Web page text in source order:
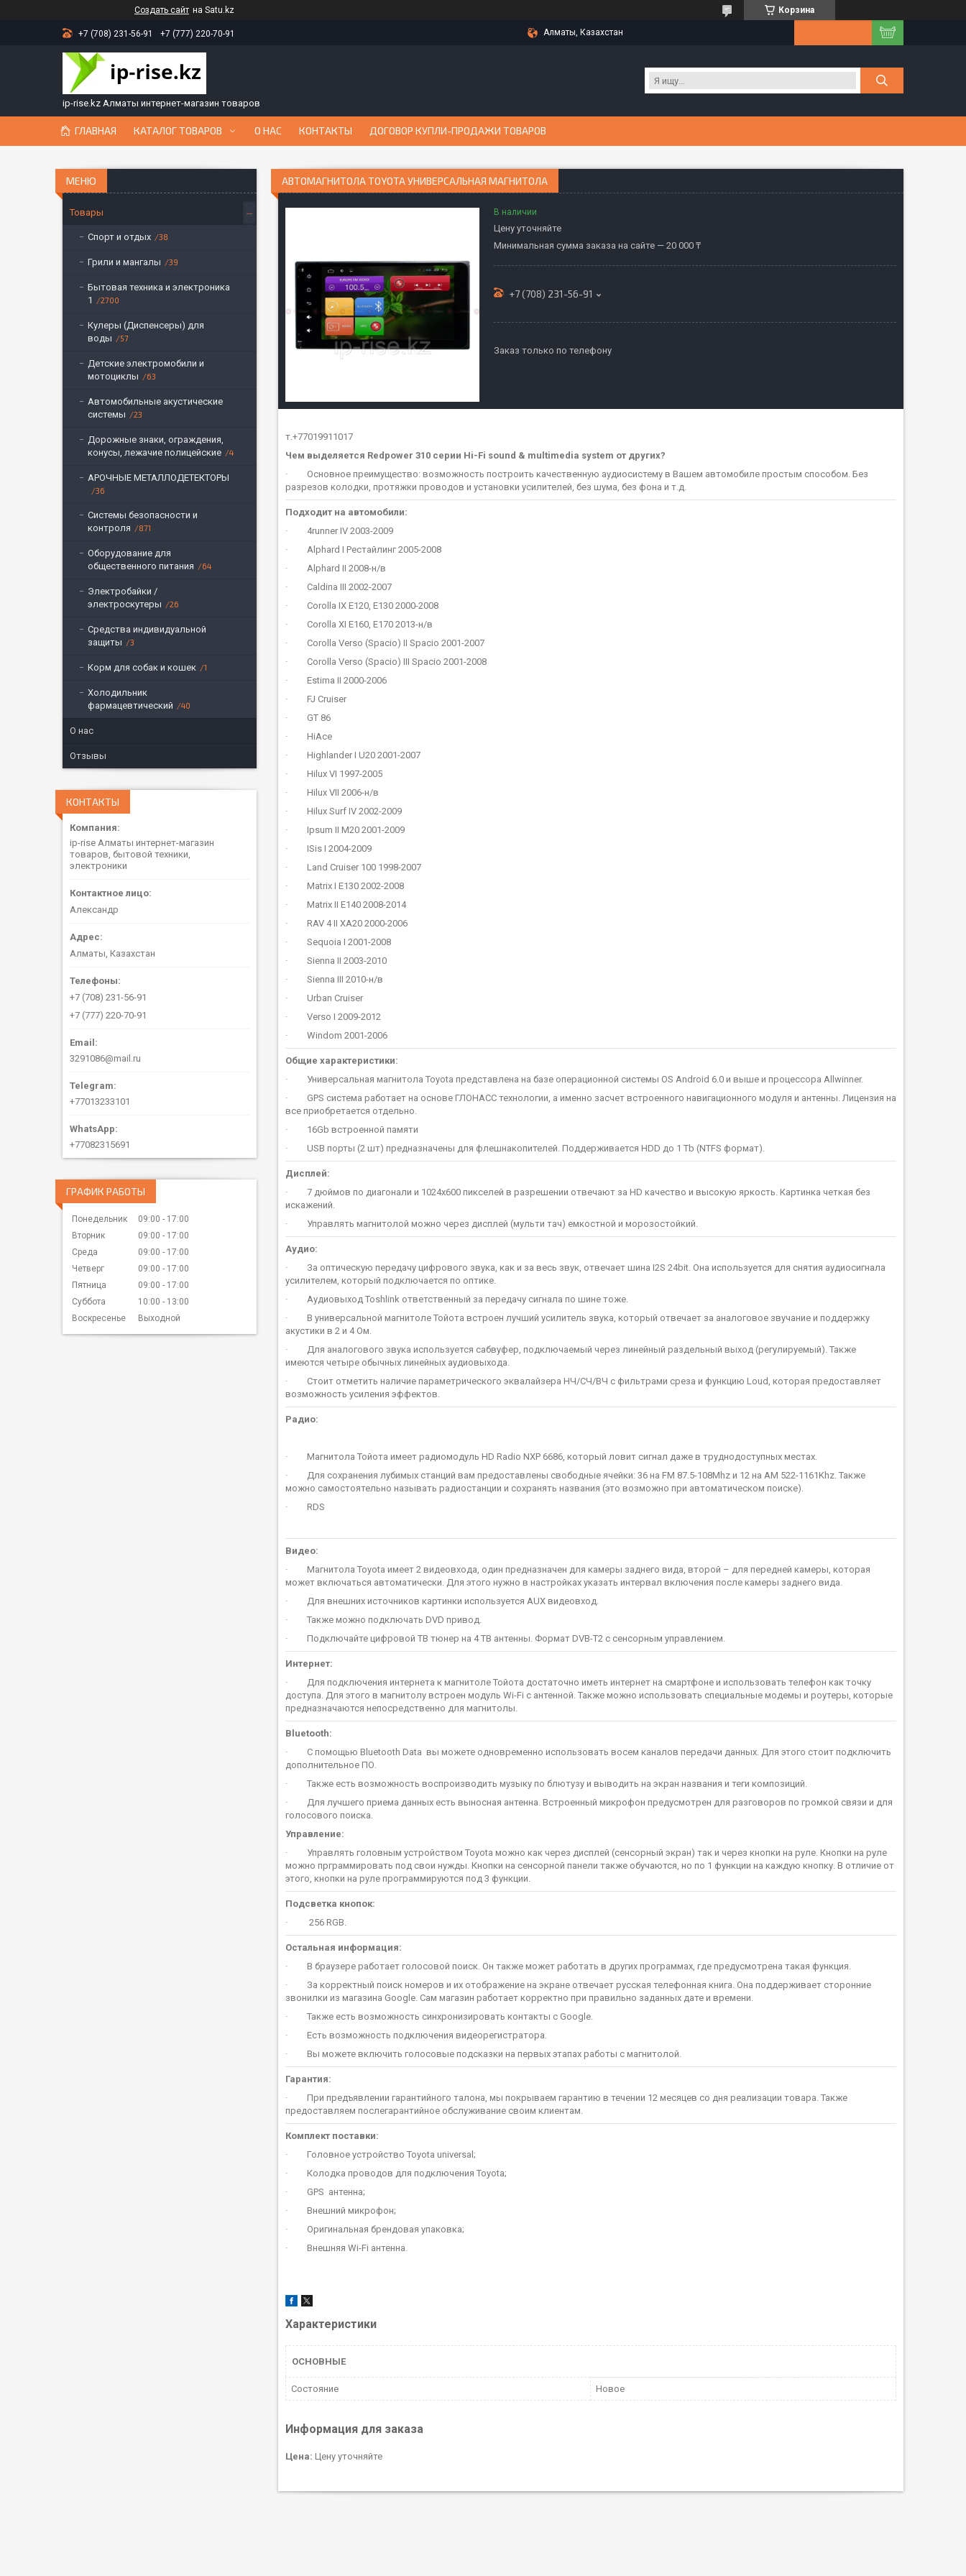
Создать сайт на Satu.kz Корзина
+7 (708) 231-56-91 +7 (777) 220-70-91 Алматы, Казахстан
ip-rise.kz Алматы интернет-магазин товаров
ГЛАВНАЯ КАТАЛОГ ТОВАРОВ О НАС КОНТАКТЫ ДОГОВОР КУПЛИ-ПРОДАЖИ ТОВАРОВ
АВТОМАГНИТОЛА TOYOTA УНИВЕРСАЛЬНАЯ МАГНИТОЛА
В наличии
Цену уточняйте
Минимальная сумма заказа на сайте — 20 000 ₸
+7 (708) 231-56-91
Заказ только по телефону
т.+77019911017
Чем выделяется Redpower 310 серии Hi-Fi sound & multimedia system от других?
· Основное преимущество: возможность построить качественную аудиосистему в Вашем автомобиле простым способом. Без
разрезов колодки, протяжки проводов и установки усилителей, без шума, без фона и т.д.
Подходит на автомобили:
· 4runner IV 2003-2009
· Alphard I Рестайлинг 2005-2008
· Alphard II 2008-н/в
· Caldina III 2002-2007
· Corolla IX E120, E130 2000-2008
· Corolla XI E160, E170 2013-н/в
· Corolla Verso (Spacio) II Spacio 2001-2007
· Corolla Verso (Spacio) III Spacio 2001-2008
· Estima II 2000-2006
· FJ Cruiser
· GT 86
· HiAce
· Highlander I U20 2001-2007
· Hilux VI 1997-2005
· Hilux VII 2006-н/в
· Hilux Surf IV 2002-2009
· Ipsum II М20 2001-2009
· ISis I 2004-2009
· Land Cruiser 100 1998-2007
· Matrix I E130 2002-2008
· Matrix II E140 2008-2014
· RAV 4 II XA20 2000-2006
· Sequoia I 2001-2008
· Sienna II 2003-2010
· Sienna III 2010-н/в
· Urban Cruiser
· Verso I 2009-2012
· Windom 2001-2006
Общие характеристики:
· Универсальная магнитола Toyota представлена на базе операционной системы OS Android 6.0 и выше и процессора Allwinner.
· GPS система работает на основе ГЛОНАСС технологии, а именно засчет встроенного навигационного модуля и антенны. Лицензия на
все приобретается отдельно.
· 16Gb встроенной памяти
· USB порты (2 шт) предназначены для флешнакопителей. Поддерживается HDD до 1 Tb (NTFS формат).
Дисплей:
· 7 дюймов по диагонали и 1024х600 пикселей в разрешении отвечают за HD качество и высокую яркость. Картинка четкая без
искажений.
· Управлять магнитолой можно через дисплей (мульти тач) емкостной и морозостойкий.
Аудио:
· За оптическую передачу цифрового звука, как и за весь звук, отвечает шина I2S 24bit. Она используется для снятия аудиосигнала
усилителем, который подключается по оптике.
· Аудиовыход Toshlink ответственный за передачу сигнала по шине тоже.
· В универсальной магнитоле Тойота встроен лучший усилитель звука, который отвечает за аналоговое звучание и поддержку
акустики в 2 и 4 Ом.
· Для аналогового звука используется сабвуфер, подключаемый через линейный раздельный выход (регулируемый). Также
имеются четыре обычных линейных аудиовыхода.
· Стоит отметить наличие параметрического эквалайзера НЧ/СЧ/ВЧ с фильтрами среза и функцию Loud, которая предоставляет
возможность усиления эффектов.
Радио:
· Магнитола Тойота имеет радиомодуль HD Radio NXP 6686, который ловит сигнал даже в труднодоступных местах.
· Для сохранения лубимых станций вам предоставлены свободные ячейки: 36 на FM 87.5-108Mhz и 12 на AM 522-1161Khz. Также
можно самостоятельно называть радиостанции и сохранять названия (это возможно при автоматическом поиске).
· RDS
Видео:
· Магнитола Toyota имеет 2 видеовхода, один предназначен для камеры заднего вида, второй – для передней камеры, которая
может включаться автоматически. Для этого нужно в настройках указать интервал включения после камеры заднего вида.
· Для внешних источников картинки используется AUX видеовход.
· Также можно подключать DVD привод.
· Подключайте цифровой ТВ тюнер на 4 ТВ антенны. Формат DVB-T2 с сенсорным управлением.
Интернет:
· Для подключения интернета к магнитоле Тойота достаточно иметь интернет на смартфоне и использовать телефон как точку
доступа. Для этого в магнитолу встроен модуль Wi-Fi с антенной. Также можно использовать специальные модемы и роутеры, которые
предназначаются непосредственно для магнитолы.
Bluetooth:
· С помощью Bluetooth Data вы можете одновременно использовать восем каналов передачи данных. Для этого стоит подключить
дополнительное ПО.
· Также есть возможность воспроизводить музыку по блютузу и выводить на экран названия и теги композиций.
· Для лучшего приема данных есть выносная антенна. Встроенный микрофон предусмотрен для разговоров по громкой связи и для
голосового поиска.
Управление:
· Управлять головным устройством Toyota можно как через дисплей (сенсорный экран) так и через кнопки на руле. Кнопки на руле
можно прграммировать под свои нужды. Кнопки на сенсорной панели также обучаются, но по 1 функции на каждую кнопку. В отличие от
этого, кнопки на руле программируются под 3 функции.
Подсветка кнопок:
·
256 RGB.
Остальная информация:
· В браузере работает голосовой поиск. Он также может работать в других программах, где предусмотрена такая функция.
· За корректный поиск номеров и их отображение на экране отвечает русская телефонная книга. Она поддерживает сторонние
звонилки из магазина Google. Сам магазин работает корректно при правильно заданных дате и времени.
· Также есть возможность синхронизировать контакты с Google.
· Есть возможность подключения видеорегистратора.
· Вы можете включить голосовые подсказки на первых этапах работы с магнитолой.
Гарантия:
· При предъявлении гарантийного талона, мы покрываем гарантию в течении 12 месяцев со дня реализации товара. Также
предоставляем послегарантийное обслуживание своим клиентам.
Комплект поставки:
· Головное устройство Toyota universal;
· Колодка проводов для подключения Toyota;
· GPS антенна;
· Внешний микрофон;
· Оригинальная брендовая упаковка;
· Внешняя Wi-Fi антенна.
Характеристики
ОСНОВНЫЕ
Состояние Новое
Информация для заказа
Цена: Цену уточняйте
Товары
Спорт и отдых 38
Грили и мангалы 39
Бытовая техника и электроника
1
2700
Кулеры (Диспенсеры) для
воды
57
Детские электромобили и
мотоциклы
63
Автомобильные акустические
системы
23
Дорожные знаки, ограждения,
конусы, лежачие полицейские
4
АРОЧНЫЕ МЕТАЛЛОДЕТЕКТОРЫ
36
Системы безопасности и
контроля
871
Оборудование для
общественного питания
64
Электробайки /
электроскутеры
26
Средства индивидуальной
защиты
3
Корм для собак и кошек 1
Холодильник
фармацевтический
40
О нас
Отзывы
КОНТАКТЫ
ip-rise Алматы интернет-магазин
товаров, бытовой техники,
электроники
Александр
Алматы, Казахстан
+7 (708) 231-56-91
+7 (777) 220-70-91
3291086@mail.ru
+77013233101
+77082315691
ГРАФИК РАБОТЫ
Понедельник 09:00
17:00
Вторник
09:00
17:00
Среда
09:00
17:00
Четверг
09:00
17:00
Пятница
09:00
17:00
Суббота
10:00
13:00
Воскресенье
Выходной